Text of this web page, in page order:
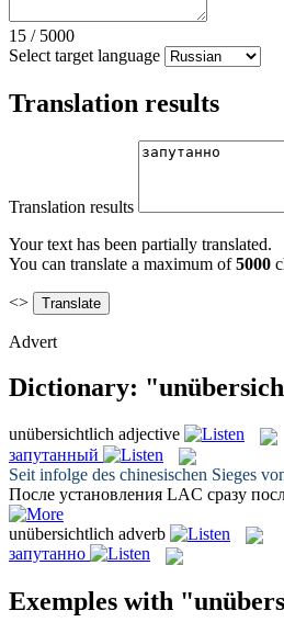
15 / 5000
Select target language
Translation results
Translation results
Your text has been partially translated.
You can translate a maximum of5000
<>
Advert
Dictionary:
unübersichtlich adjective
запутанный
Seit infolge des chinesischen Sieges
После установления LAC сразу
unübersichtlich adverb
запутанно
Exemples with